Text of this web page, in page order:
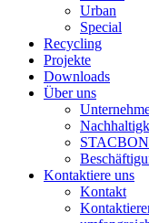
Urban
Special
Recycling
Projekte
Downloads
Über uns
Kontaktiere uns
Kontakt